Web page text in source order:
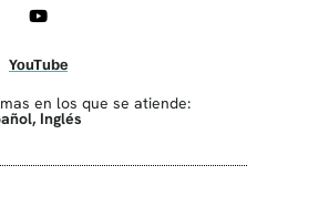
YouTube
en los que se atiende:
, Inglés